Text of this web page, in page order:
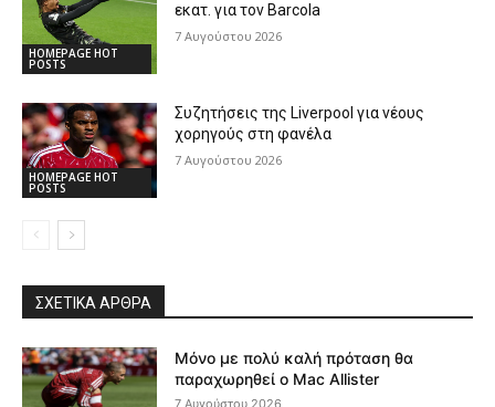
HOMEPAGE HOT
POSTS
εκατ. για τον Barcola
7 Αυγούστου 2026
HOMEPAGE HOT
POSTS
Συζητήσεις της Liverpool για νέους
χορηγούς στη φανέλα
7 Αυγούστου 2026
ΣΧΕΤΙΚΆ ΆΡΘΡΑ
Μόνο με πολύ καλή πρόταση θα
παραχωρηθεί ο Mac Allister
7 Αυγούστου 2026